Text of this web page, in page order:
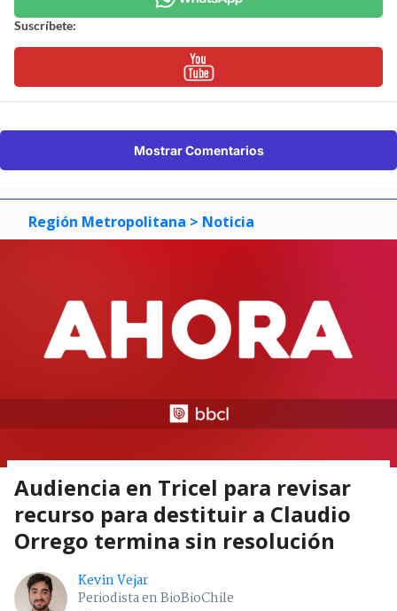
Suscríbete:
Mostrar Comentarios
Región Metropolitana > Noticia
Audiencia en Tricel para revisar
recurso para destituir a Claudio
Orrego termina sin resolución
Kevin Vejar
Periodista en BioBioChile